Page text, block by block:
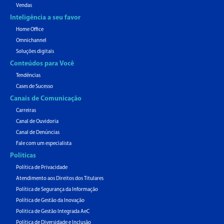
Vendas
Inteligência a seu favor
Home Office
Omnichannel
Soluções digitais
Conteúdos para Você
Tendências
Cases de Sucesso
Canais de Comunicação
Carreiras
Canal de Ouvidoria
Canal de Denúncias
Fale com um especialista
Politicas
Política de Privacidade
Atendimento aos Direitos dos Titulares
Política de Segurança da Informação
Política de Gestão da Inovação
Politica de Gestão Integrada AeC
Política de Diversidade e Inclusão